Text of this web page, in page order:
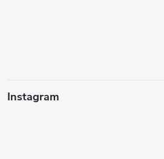
Instagram